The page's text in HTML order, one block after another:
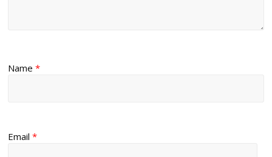
Name*
Email*